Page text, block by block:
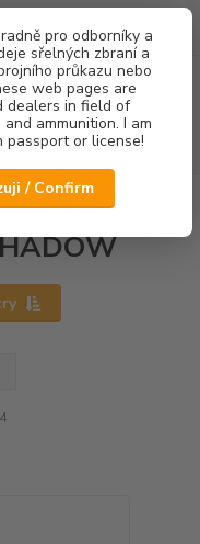
pro odborníky a
sřelných zbraní a
průkazu nebo
web pages are
dealers in field of
ammunition. I am
or license!
/ Confirm
Menu
Hledat
za0,00 Kč